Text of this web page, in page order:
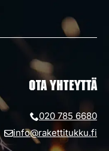
OTA YHTEYTTÄ
020 785 6680
info@rakettitukku.fi